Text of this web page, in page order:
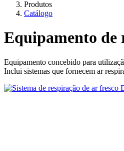
Produtos
Catálogo
Equipamento de
Equipamento concebido para
Inclui sistemas que fornecem ar